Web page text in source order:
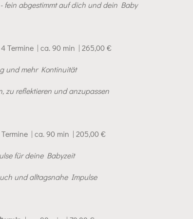
fein abgestimmt auf dich und dein Baby
Termine | ca. 90 min | 265,00 €
und mehr Kontinuität
zu reflektieren und anzupassen
| ca. 90 min | 205,00 €
für deine Babyzeit
und alltagsnahe Impulse